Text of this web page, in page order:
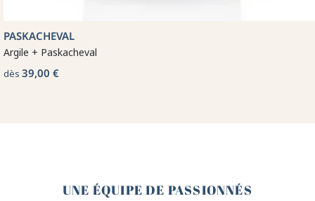
PASKACHEVAL
Argile + Paskacheval
dès 39,00 €
UNE ÉQUIPE DE PASSIONNÉS